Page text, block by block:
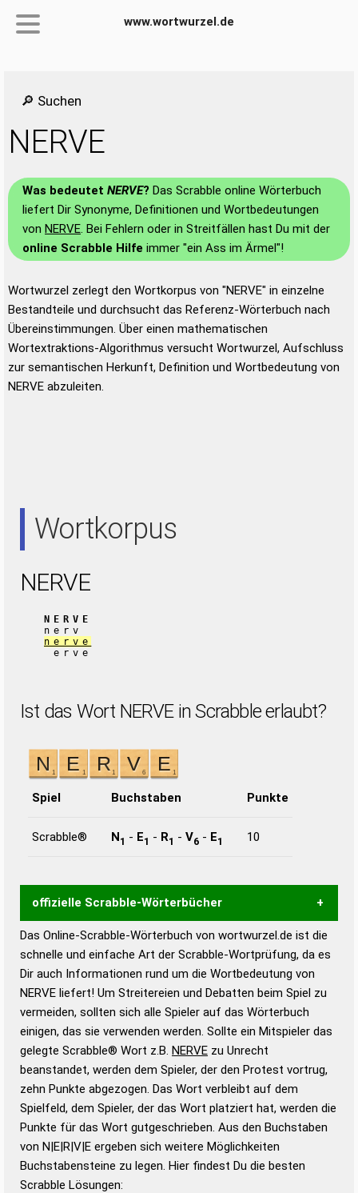
www.wortwurzel.de
🔎 Suchen
NERVE
Was bedeutet NERVE? Das Scrabble online Wörterbuch
liefert Dir Synonyme, Definitionen und Wortbedeutungen
von NERVE. Bei Fehlern oder in Streitfällen hast Du mit der
online Scrabble Hilfe immer "ein Ass im Ärmel"!
Wortwurzel zerlegt den Wortkorpus von "NERVE" in einzelne
Bestandteile und durchsucht das Referenz-Wörterbuch nach
Übereinstimmungen. Über einen mathematischen
Wortextraktions-Algorithmus versucht Wortwurzel, Aufschluss
zur semantischen Herkunft, Definition und Wortbedeutung von
NERVE abzuleiten.
Wortkorpus
NERVE
NERVE
nerv
nerve
erve
Ist das Wort NERVE in Scrabble erlaubt?
Spiel Buchstaben Punkte
Scrabble® N1 - E1 - R1 - V6 - E1 10
offizielle Scrabble-Wörterbücher
Wortwurzel liefert mit Hilfe eines semantischen
Wortanalyse-Algorithmus gute Anhaltspunkte zu
Wortbedeutung, Worttrennung und Wortform, um die
Gültigkeit eines Wortes für das Scrabble-Spiel zu
bestimmen!
zugelassene Turnier Scrabble-
Wörterbücher sind:
Duden – Standardwerk in 12 Bänden
Duden – Richtiges und gutes
Deutsch
Duden – Die deutsche Grammatik
Duden – Deutsches
Das Online-Scrabble-Wörterbuch von wortwurzel.de ist die
schnelle und einfache Art der Scrabble-Wortprüfung, da es
Dir auch Informationen rund um die Wortbedeutung von
NERVE liefert! Um Streitereien und Debatten beim Spiel zu
vermeiden, sollten sich alle Spieler auf das Wörterbuch
einigen, das sie verwenden werden. Sollte ein Mitspieler das
gelegte Scrabble® Wort z.B. NERVE zu Unrecht
beanstandet, werden dem Spieler, der den Protest vortrug,
zehn Punkte abgezogen. Das Wort verbleibt auf dem
Spielfeld, dem Spieler, der das Wort platziert hat, werden die
Punkte für das Wort gutgeschrieben. Aus den Buchstaben
von N|E|R|V|E ergeben sich weitere Möglichkeiten
Buchstabensteine zu legen. Hier findest Du die besten
Scrabble Lösungen: